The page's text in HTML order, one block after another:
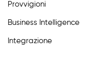
Provvigioni
Business Intelligence
Integrazione